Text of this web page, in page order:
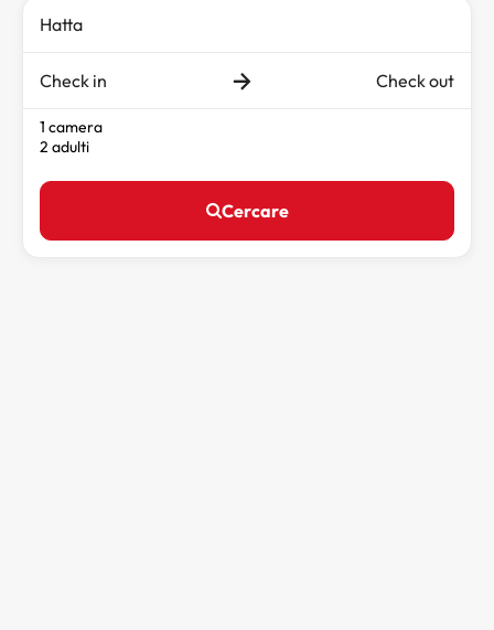
Check in Check out
1 camera
2 adulti
Cercare